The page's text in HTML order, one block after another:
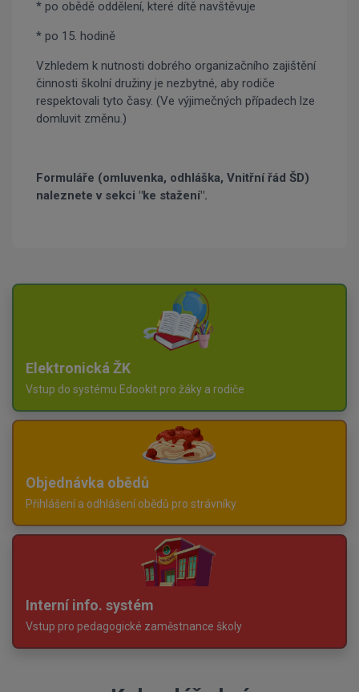
* po obědě oddělení, které dítě navštěvuje
* po 15. hodině
Vzhledem k nutnosti dobrého organizačního zajištění
činnosti školní družiny je nezbytné, aby rodiče
respektovali tyto časy. (Ve výjimečných případech lze
domluvit změnu.)
Formuláře (omluvenka, odhláška, Vnitřní řád ŠD)
naleznete v sekci "ke stažení".
Elektronická ŽK
Vstup do systému Edookit pro žáky a rodiče
Objednávka obědů
Přihlášení a odhlášení obědů pro strávníky
Interní info. systém
Vstup pro pedagogické zaměstnance školy